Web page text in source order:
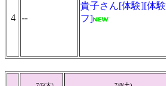
4 --
貴子さん[体験][体験
フ]